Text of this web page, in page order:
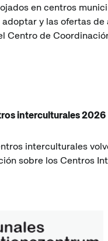
en centros
y las ofertas
Centro de
interculturales 2026
interculturales
sobre los Centros